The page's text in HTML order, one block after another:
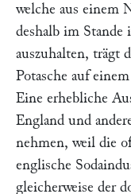
welche aus einem
deshalb im Stande
auszuhalten, trägt
Potasche auf
Eine erhebliche
England und
nehmen, weil die
englische
gleicherweise der